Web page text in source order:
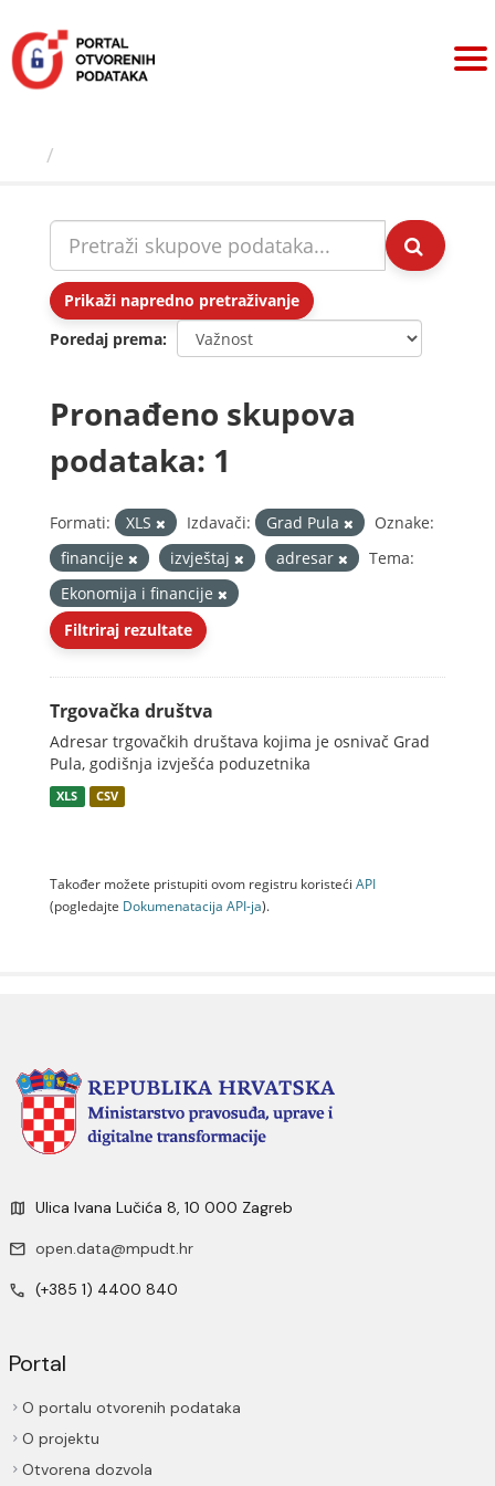
sadržaj
Prikaži napredno pretraživanje
Poredaj prema
Pronađeno skupova
podataka: 1
Formati: XLS Izdavači: Grad Pula
Oznake:
financije
izvještaj adresar
Tema:
Ekonomija i financije
Filtriraj rezultate
Trgovačka društva
Adresar trgovačkih društava kojima je osnivač Grad
Pula, godišnja izvješća poduzetnika
XLS CSV
Također možete pristupiti ovom registru koristeći API
(pogledajte Dokumenаtаcijа API-jа).